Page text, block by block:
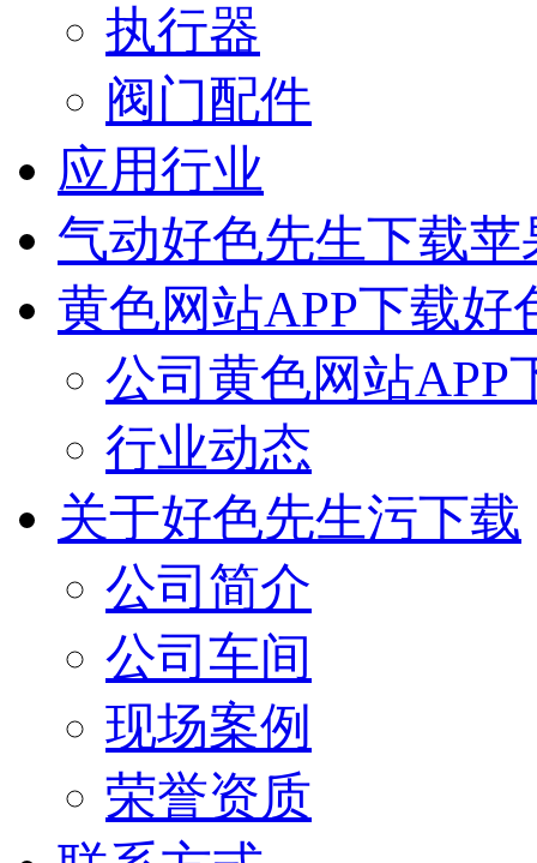
执行器
阀门配件
应用行业
气动好色先生下载
黄色网站APP下载好
公司黄色网站APP
行业动态
关于好色先生污下载
公司简介
公司车间
现场案例
荣誉资质